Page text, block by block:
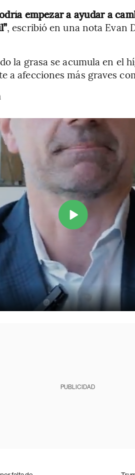
empezar a ayudar a
, escribió en una nota Evan
la grasa se acumula en el
a afecciones más graves
PUBLICIDAD